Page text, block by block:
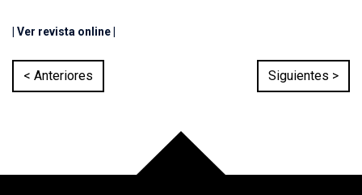
| Ver revista online |
< Anteriores Siguientes >